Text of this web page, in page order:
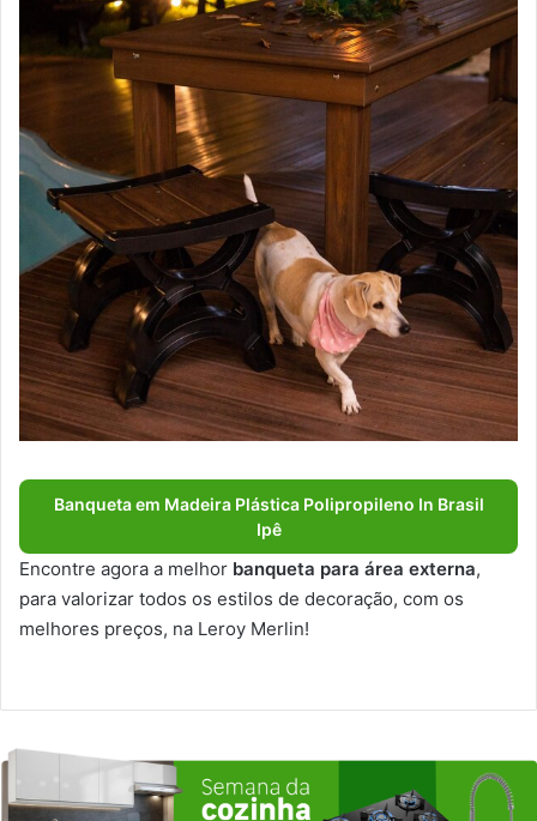
Banqueta em Madeira Plástica Polipropileno In Brasil
Ipê
Encontre agora a melhor banqueta para área externa,
para valorizar todos os estilos de decoração, com os
melhores preços, na Leroy Merlin!